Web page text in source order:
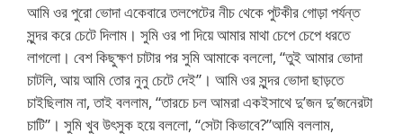
আমি ওর পুরো ভোদা একেবারে তলপেটের নীচ থেকে পুটকীর গোড়া পর্যন্ত
সুন্দর করে চেটে দিলাম। সুমি ওর পা দিয়ে আমার মাথা চেপে চেপে ধরতে
লাগলো। বেশ কিছুক্ষণ চাটার পর সুমি আমাকে বললো, “তুই আমার ভোদা
চাটলি, আয় আমি তোর নুনু চেটে দেই”। আমি ওর সুন্দর ভোদা ছাড়তে
চাইছিলাম না, তাই বললাম, “তারচে চল আমরা একইসাথে দু’জন দু’জনেরটা
চাটি”। সুমি খুব উৎসুক হয়ে বললো, “সেটা কিভাবে?”আমি বললাম,